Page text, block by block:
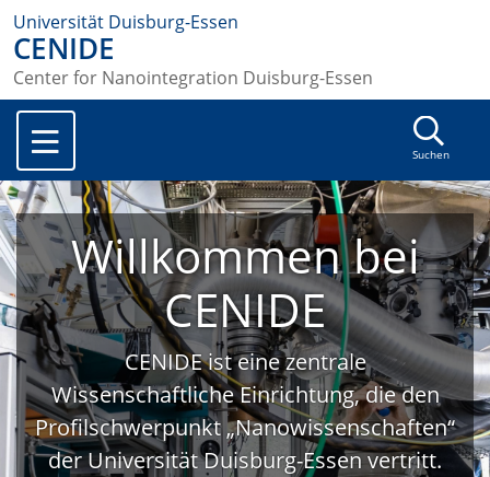
Universität Duisburg-Essen
CENIDE
Center for Nanointegration Duisburg-Essen
Suchen
Willkommen bei
CENIDE
CENIDE ist eine zentrale
Wissenschaftliche Einrichtung, die den
Profilschwerpunkt „Nanowissenschaften“
der Universität Duisburg-Essen vertritt.